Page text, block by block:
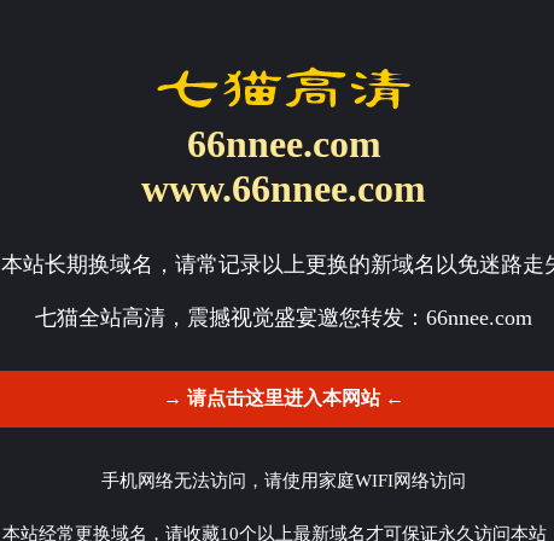
66nnee.com
www.66nnee.com
本站长期换域名，请常记录以上更换的新域名以免迷路走
七猫全站高清，震撼视觉盛宴邀您转发： 66nnee.com
→ 请点击这里进入本网站 ←
手机网络无法访问，请使用家庭WIFI网络访问
本站经常更换域名，请收藏10个以上最新域名才可保证永久访问本站